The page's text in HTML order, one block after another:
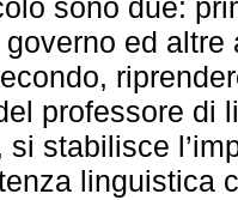
sono due:
ed
professore di
si stabilisce
linguistica